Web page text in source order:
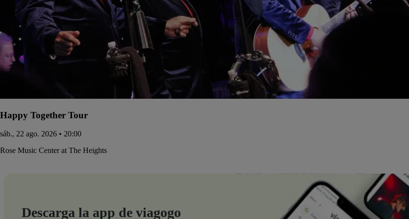
Happy Together Tour
sáb., 22 ago. 2026 • 20:00
Rose Music Center at The Heights
Descarga la app de viagogo